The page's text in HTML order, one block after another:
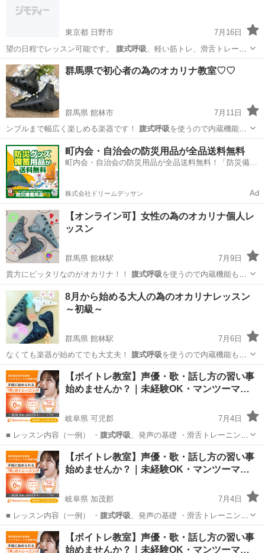
東京都 日野市
7月16日
望の日程でレッスン可能です。 腹式呼吸 、軽い筋トレ、滑舌トレーニ
ング、発声…
東京 日野市 ボーカル レッスン
群馬県で初心者の為のオカリナ教室♡♡
群馬県 館林市
7月11日
ンブルまで幅広く楽しめる楽器です！ 腹式呼吸を使うので内蔵機能も
UPし健康維持、…
群馬 館林市 その他 オカリナ
町内会・自治会の防災用品が全品送料無料
町内会・自治会の防災用品が全品送料無料！「防災備蓄
株式会社ドリームデッサン Ad
【オンライン可】女性の為のオカリナ個人レ
ッスン
群馬県 館林駅
7月9日
貴方にピッタリなのがオカリナ！！ 腹式呼吸を使うので内蔵機能もUP
し健康維持、…
群馬 館林市 館林駅 その他
8月から始める大人の為のオカリナレッスン
～初級～
群馬県 館林駅
7月6日
なくても楽器が始めてでも大丈夫！ 腹式呼吸を使うので内蔵機能もUP
し健康維持、…
群馬 館林市 館林駅 音楽
【ボイトレ教室】声優・歌・話し方の習い事
始めませんか？｜未経験OK・マンツーマ…
岐阜県 可児郡
7月4日
■ レッスン内容（一例） ・ 腹式呼吸、発声の基礎 ・滑舌トレーニング
…岐阜 可児郡 その他
【ボイトレ教室】声優・歌・話し方の習い事
始めませんか？｜未経験OK・マンツーマ…
岐阜県 加茂郡
7月4日
■ レッスン内容（一例） ・ 腹式呼吸 、発声の基礎 ・滑舌トレーニング
…岐阜 加茂郡 その他
【ボイトレ教室】声優・歌・話し方の習い事
始めませんか？｜未経験OK・マンツーマ…